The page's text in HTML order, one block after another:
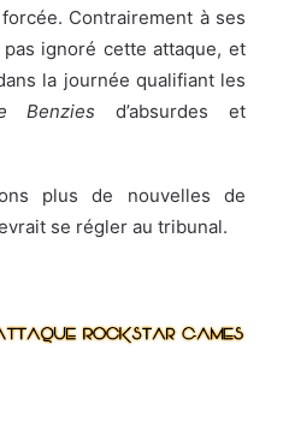
Contrairement à ses
pas ignoré cette attaque, et
la journée qualifiant les
Benzies d’absurdes et
plus de nouvelles de
se régler au tribunal.